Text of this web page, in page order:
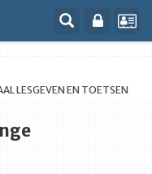
LESGEVEN EN TOETSEN